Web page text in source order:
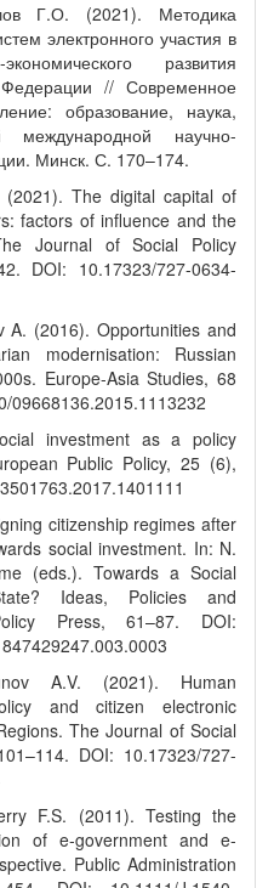
Г.О. (2021). Методика
электронного участия в
развития
Федерации // Современное
образование, наука,
международной научно-
Минск. С. 170–174.
The digital capital of
factors of influence and the
Journal of Social Policy
DOI: 10.17323/727-0634-
A. (2016). Opportunities and
modernisation: Russian
Europe-Asia Studies, 68
09668136.2015.1113232
investment as a policy
Public Policy, 25 (6),
citizenship regimes after
social investment. In: N.
(eds.). Towards a Social
Ideas, Policies and
Press, 61–87. DOI:
A.V. (2021). Human
and citizen electronic
The Journal of Social
DOI: 10.17323/727-
F.S. (2011). Testing the
of e‐government and e‐
Public Administration